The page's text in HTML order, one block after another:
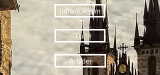
Introduksjon
Tur
Artikler